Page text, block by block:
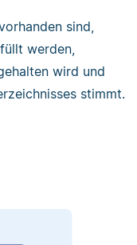
sind,
werden,
wird und
stimmt.